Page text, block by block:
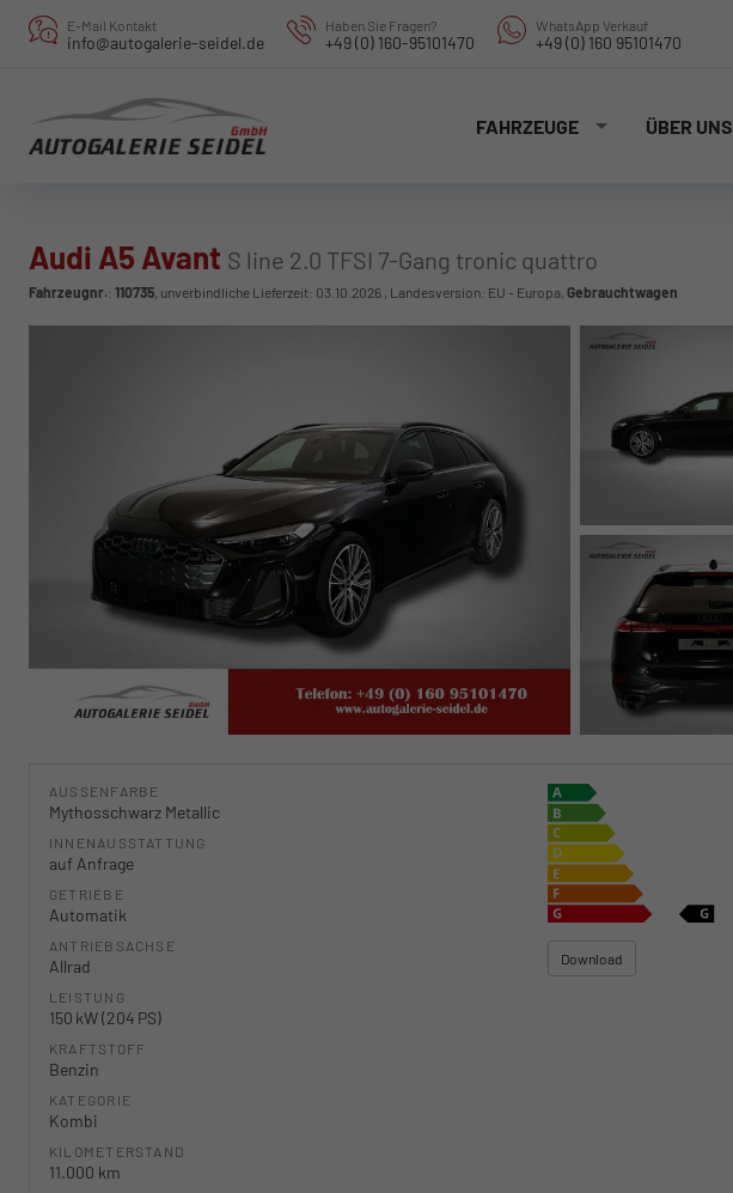
E-Mail Kontakt
info@autogalerie-seidel.de
Haben Sie Fragen?
+49 (0) 160-95101470
WhatsApp Verkauf
+49 (0) 160 95101470
FAHRZEUGE ÜBER UNS
Audi A5 Avant S line 2.0 TFSI 7-Gang tronic quattro
Fahrzeugnr.: 110735, unverbindliche Lieferzeit: 03.10.2026 , Landesversion: EU - Europa, Gebrauchtwagen
AUSSENFARBE
Mythosschwarz Metallic
INNENAUSSTATTUNG
auf Anfrage
GETRIEBE
Automatik
ANTRIEBSACHSE
Allrad
LEISTUNG
150 kW (204 PS)
KRAFTSTOFF
Benzin
KATEGORIE
Kombi
KILOMETERSTAND
11.000 km
Download